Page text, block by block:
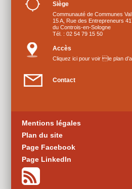
Siège
Communauté de Communes
15 A, Rue des Entrepreneurs
du Controis-en-Sologne
Tél. : 02 54 79 15 50
Accès
Cliquez ici pour voir le plan
Contact
Mentions légales
Plan du site
Page Facebook
Page LinkedIn